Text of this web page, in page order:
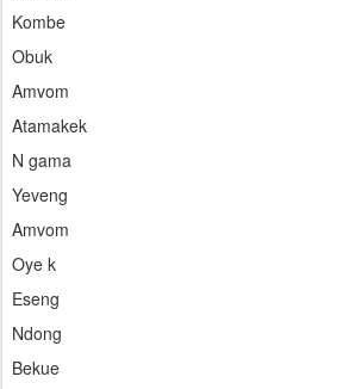
Kombe
Obuk
Amvom
Atamakek
N gama
Yeveng
Amvom
Oye k
Eseng
Ndong
Bekue